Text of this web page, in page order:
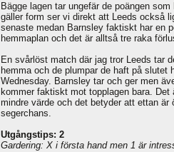
Bägge lagen tar ungefär de poängen
gäller form ser vi direkt att Leeds också
senaste medan Barnsley faktiskt har en
hemmaplan och det är alltså tre raka
En svårlöst match där jag tror Leeds tar
hemma och de plumpar de haft på slutet
Wednesday. Barnsley tar och ger men
kommer faktiskt mot topplagen bara.
mindre värde och det betyder att ettan
segerchans.
Utgångstips: 2
Gardering: X i första hand men 1 är